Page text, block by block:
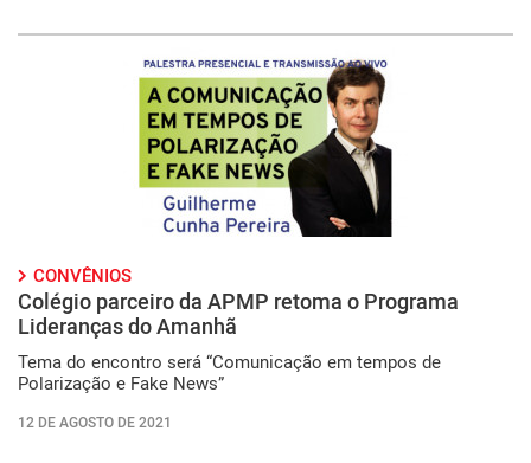
CONVÊNIOS
Colégio parceiro da APMP retoma o Programa
Lideranças do Amanhã
Tema do encontro será “Comunicação em tempos de
Polarização e Fake News”
12 DE AGOSTO DE 2021